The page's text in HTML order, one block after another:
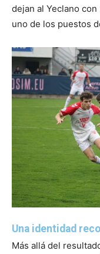
dejan al Yeclano
uno de los puestos
Una identidad
Más allá del